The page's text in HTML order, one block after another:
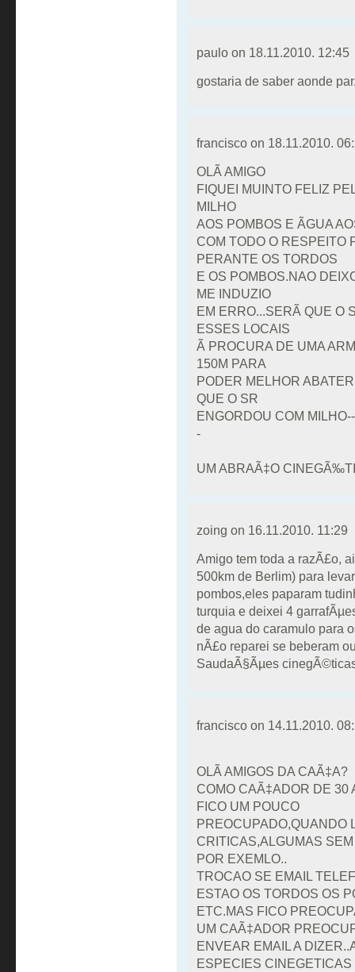
paulo on 18.11.2010. 12:45
gostaria de saber aonde
francisco on 18.11.2010.
OLÃ AMIGO
FIQUEI MUINTO FELIZ
MILHO
AOS POMBOS E ÃGUA
COM TODO O RESPEITO
PERANTE OS TORDOS
E OS POMBOS.NAO
ME INDUZIO
EM ERRO...SERÃ QUE
ESSES LOCAIS
Ã PROCURA DE UMA
150M PARA
PODER MELHOR
QUE O SR
ENGORDOU COM
-
UM ABRAÃ‡O
zoing on 16.11.2010. 11:29
Amigo tem toda a razÃ£o,
500km de Berlim) para
pombos,eles paparam
turquia e deixei 4
de agua do caramulo para
nÃ£o reparei se beberam
SaudaÃ§Ãµes
francisco on 14.11.2010.
OLÃ AMIGOS DA CAÃ‡A?
COMO CAÃ‡ADOR DE 30
FICO UM POUCO
PREOCUPADO,QUANDO
CRITICAS,ALGUMAS
POR EXEMLO..
TROCAO SE EMAIL
ESTAO OS TORDOS OS
ETC.MAS FICO
UM CAÃ‡ADOR
ENVEAR EMAIL A
ESPECIES CINEGETICAS